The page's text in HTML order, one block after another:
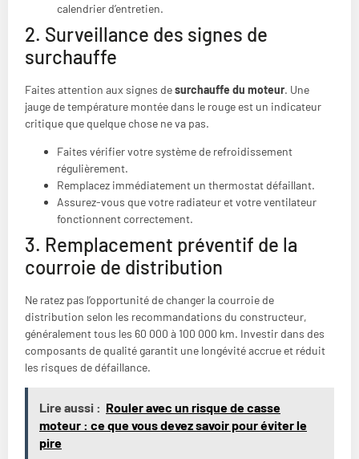
calendrier d’entretien.
2. Surveillance des signes de
surchauffe
Faites attention aux signes desurchauffe du moteur. Une
jauge de température montée dans le rouge est un indicateur
critique que quelque chose ne va pas.
Faites vérifier votre système de refroidissement
régulièrement.
Remplacez immédiatement un thermostat défaillant.
Assurez-vous que votre radiateur et votre ventilateur
fonctionnent correctement.
3. Remplacement préventif de la
courroie de distribution
Ne ratez pas l’opportunité de changer la courroie de
distribution selon les recommandations du constructeur,
généralement tous les 60 000 à 100 000 km. Investir dans des
composants de qualité garantit une longévité accrue et réduit
les risques de défaillance.
Lire aussi : Rouler avec un risque de casse
moteur : ce que vous devez savoir pour éviter le
pire